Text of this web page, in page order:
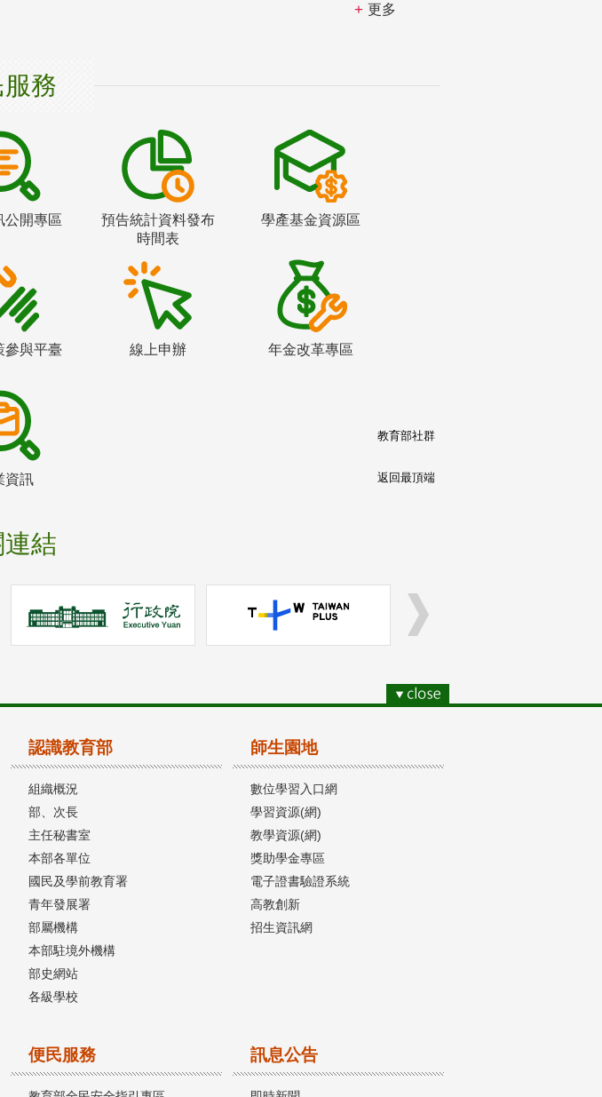
更多
務
公開專區
預告統計資料發布
時間表
學產基金資源區
參與平臺 線上申辦 年金改革專區
資訊
結
教育部社群
返回最頂端
認識教育部
組織概況
部、次長
主任秘書室
本部各單位
國民及學前教育署
青年發展署
部屬機構
本部駐境外機構
部史網站
各級學校
師生園地
數位學習入口網
學習資源(網)
教學資源(網)
獎助學金專區
電子證書驗證系統
高教創新
招生資訊網
便民服務 訊息公告